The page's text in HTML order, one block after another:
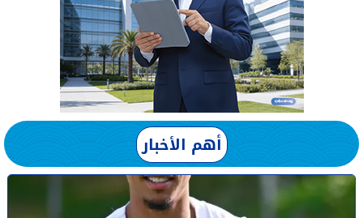
أهم الأخبار